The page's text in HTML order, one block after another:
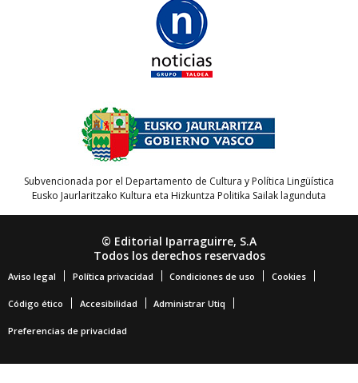
Subvencionada por el Departamento de Cultura y Política Lingüística
Eusko Jaurlaritzako Kultura eta Hizkuntza Politika Sailak lagunduta
© Editorial Iparraguirre, S.A
Todos los derechos reservados
Aviso legal Política privacidad Condiciones de uso Cookies
Código ético Accesibilidad Administrar Utiq
Preferencias de privacidad